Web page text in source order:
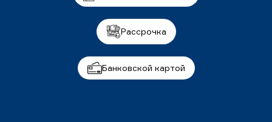
Рассрочка
Банковской картой